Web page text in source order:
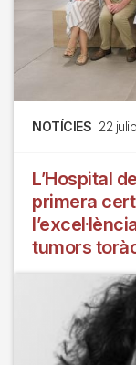
NOTÍCIES 22
L’Hospital
primera
tumors